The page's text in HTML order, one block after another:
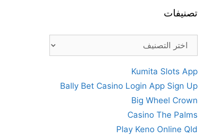
تصنيفات
تصنيفات
Kumita Slots App
Bally Bet Casino Login App Sign Up
Big Wheel Crown
Casino The Palms
Play Keno Online Qld